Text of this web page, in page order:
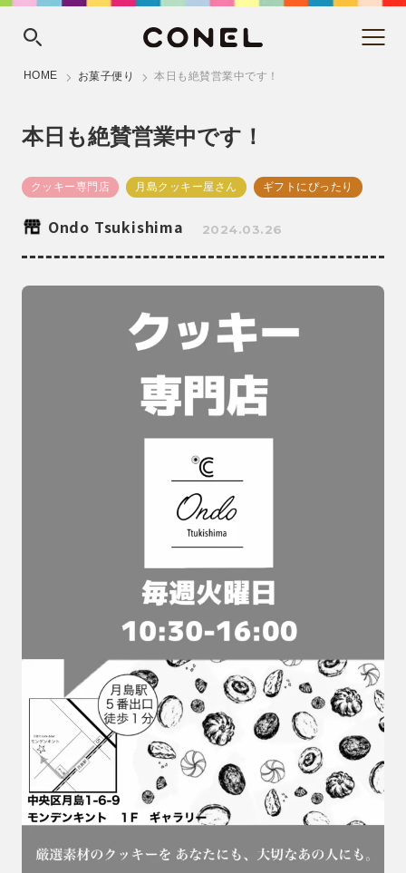
HOME お菓子便り 本日も絶賛営業中です！
本日も絶賛営業中です！
クッキー専門店 月島クッキー屋さん ギフトにぴったり
Ondo Tsukishima 2024.03.26